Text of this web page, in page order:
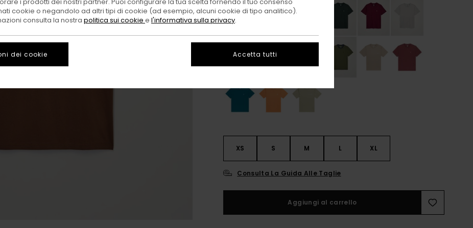
XS S M L XL
Consulta La Guida Alle Taglie
Aggiungi al carrello
cookie o negandolo ad altri tipi di cookie (ad esempio, alcuni cookie di tipo analitico).
consulta la nostra politica sui cookie e l'informativa sulla privacy.
dei cookie Accetta tutti